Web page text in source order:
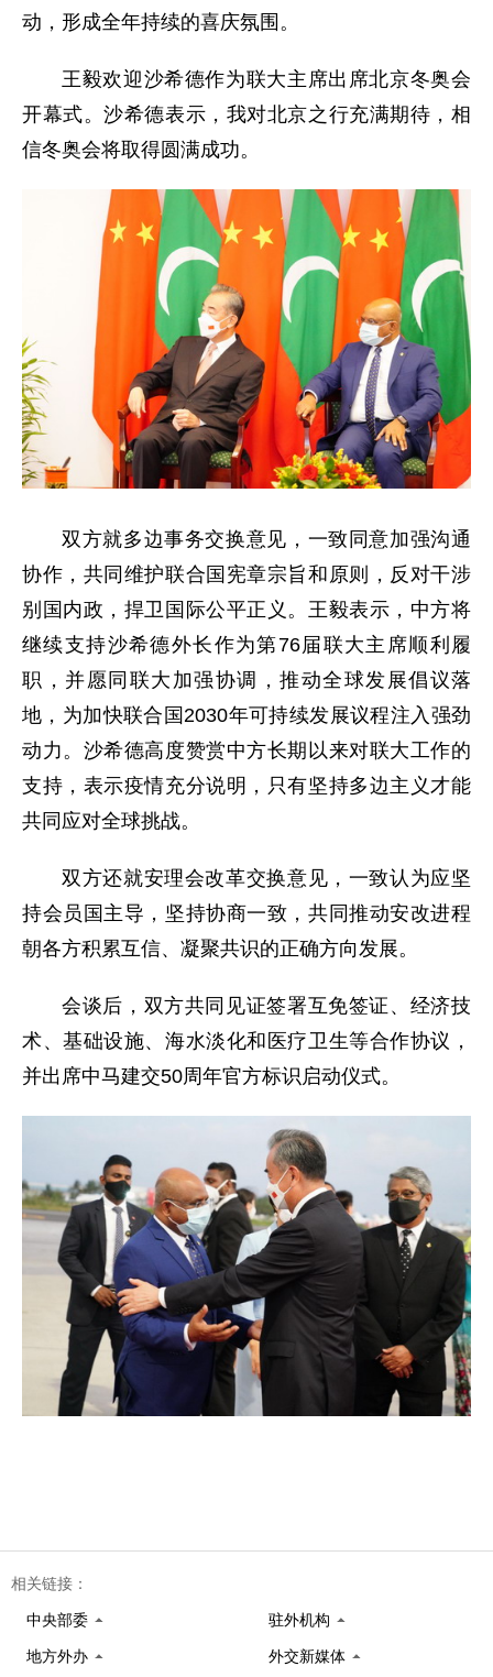
动，形成全年持续的喜庆氛围。
王毅欢迎沙希德作为联大主席出席北京冬奥会
开幕式。沙希德表示，我对北京之行充满期待，相
信冬奥会将取得圆满成功。
双方就多边事务交换意见，一致同意加强沟通
协作，共同维护联合国宪章宗旨和原则，反对干涉
别国内政，捍卫国际公平正义。王毅表示，中方将
继续支持沙希德外长作为第76届联大主席顺利履
职，并愿同联大加强协调，推动全球发展倡议落
地，为加快联合国2030年可持续发展议程注入强劲
动力。沙希德高度赞赏中方长期以来对联大工作的
支持，表示疫情充分说明，只有坚持多边主义才能
共同应对全球挑战。
双方还就安理会改革交换意见，一致认为应坚
持会员国主导，坚持协商一致，共同推动安改进程
朝各方积累互信、凝聚共识的正确方向发展。
会谈后，双方共同见证签署互免签证、经济技
术、基础设施、海水淡化和医疗卫生等合作协议，
并出席中马建交50周年官方标识启动仪式。
相关链接：
中央部委 驻外机构
地方外办 外交新媒体